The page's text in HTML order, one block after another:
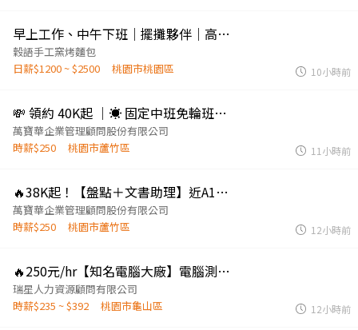
早上工作、中午下班｜擺攤夥伴｜高抽成制度
穀語手工窯烤麵包
日薪$1200 ~ $2500
桃園市桃園區 10小時前
💸 領約 40K起 ｜☀ 固定中班免輪班｜📋 現場行政簡單好上手
萬寶華企業管理顧問股份有限公司
時薪$250
桃園市蘆竹區 11小時前
🔥38K起！【盤點＋文書助理】近A10山鼻站｜輕鬆上手
萬寶華企業管理顧問股份有限公司
時薪$250
桃園市蘆竹區 12小時前
🔥250元/hr【知名電腦大廠】電腦測試工讀生 #歡迎大學生 #龜山 #排班彈性
瑞星人力資源顧問有限公司
時薪$235 ~ $392
桃園市龜山區 12小時前